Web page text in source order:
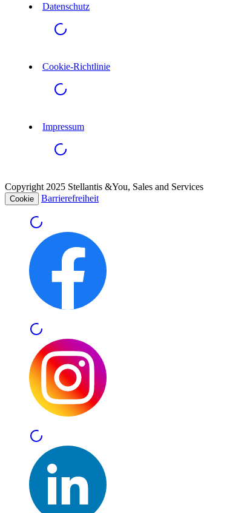
Datenschutz
Cookie-Richtlinie
Impressum
Copyright 2025 Stellantis &You, Sales and Services
Cookie Barrierefreiheit